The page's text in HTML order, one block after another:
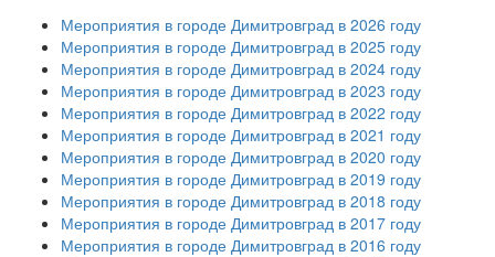
Мероприятия в городе Димитровград в 2026 году
Мероприятия в городе Димитровград в 2025 году
Мероприятия в городе Димитровград в 2024 году
Мероприятия в городе Димитровград в 2023 году
Мероприятия в городе Димитровград в 2022 году
Мероприятия в городе Димитровград в 2021 году
Мероприятия в городе Димитровград в 2020 году
Мероприятия в городе Димитровград в 2019 году
Мероприятия в городе Димитровград в 2018 году
Мероприятия в городе Димитровград в 2017 году
Мероприятия в городе Димитровград в 2016 году